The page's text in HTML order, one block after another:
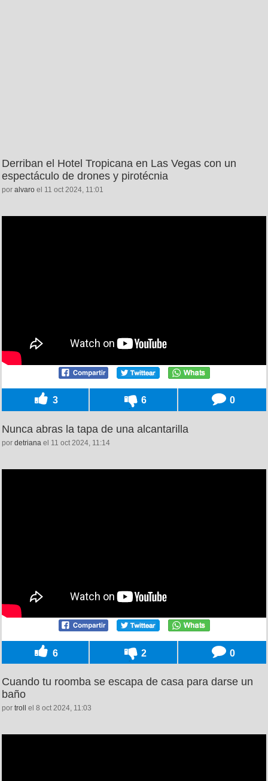
Derriban el Hotel Tropicana en Las Vegas con un
espectáculo de drones y pirotécnia
por alvaro el 11 oct 2024, 11:01
3 6 0
Nunca abras la tapa de una alcantarilla
por detriana el 11 oct 2024, 11:14
6 2 0
Cuando tu roomba se escapa de casa para darse un
baño
por troll el 8 oct 2024, 11:03